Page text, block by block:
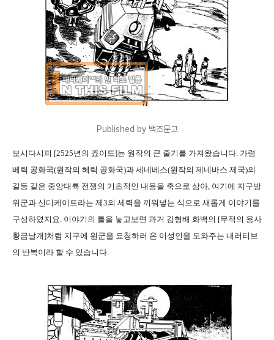
Published by 백조문고
보시다시피 [2525년의 죠이드]는 원작의 큰 줄기를 가져왔습니다 가령
베릭 공화국(원작의 헤릭 공화국)과 세네베스(원작의 제네바스 제국)의
갈등 같은 중앙대륙 전쟁의 기초적인 내용을 축으로 삼아 여기에 지구방
위군과 신디케이트라는 제3의 세력을 끼워넣는 식으로 새롭게 이야기를
구성하였지요 이야기의 틀을 놓고보면 과거 김형배 화백의 [무적의 용사
황금날개]처럼 지구에 원군을 요청하러 온 이성인을 도와주는 내러티브
의 반복이라 할 수 있습니다